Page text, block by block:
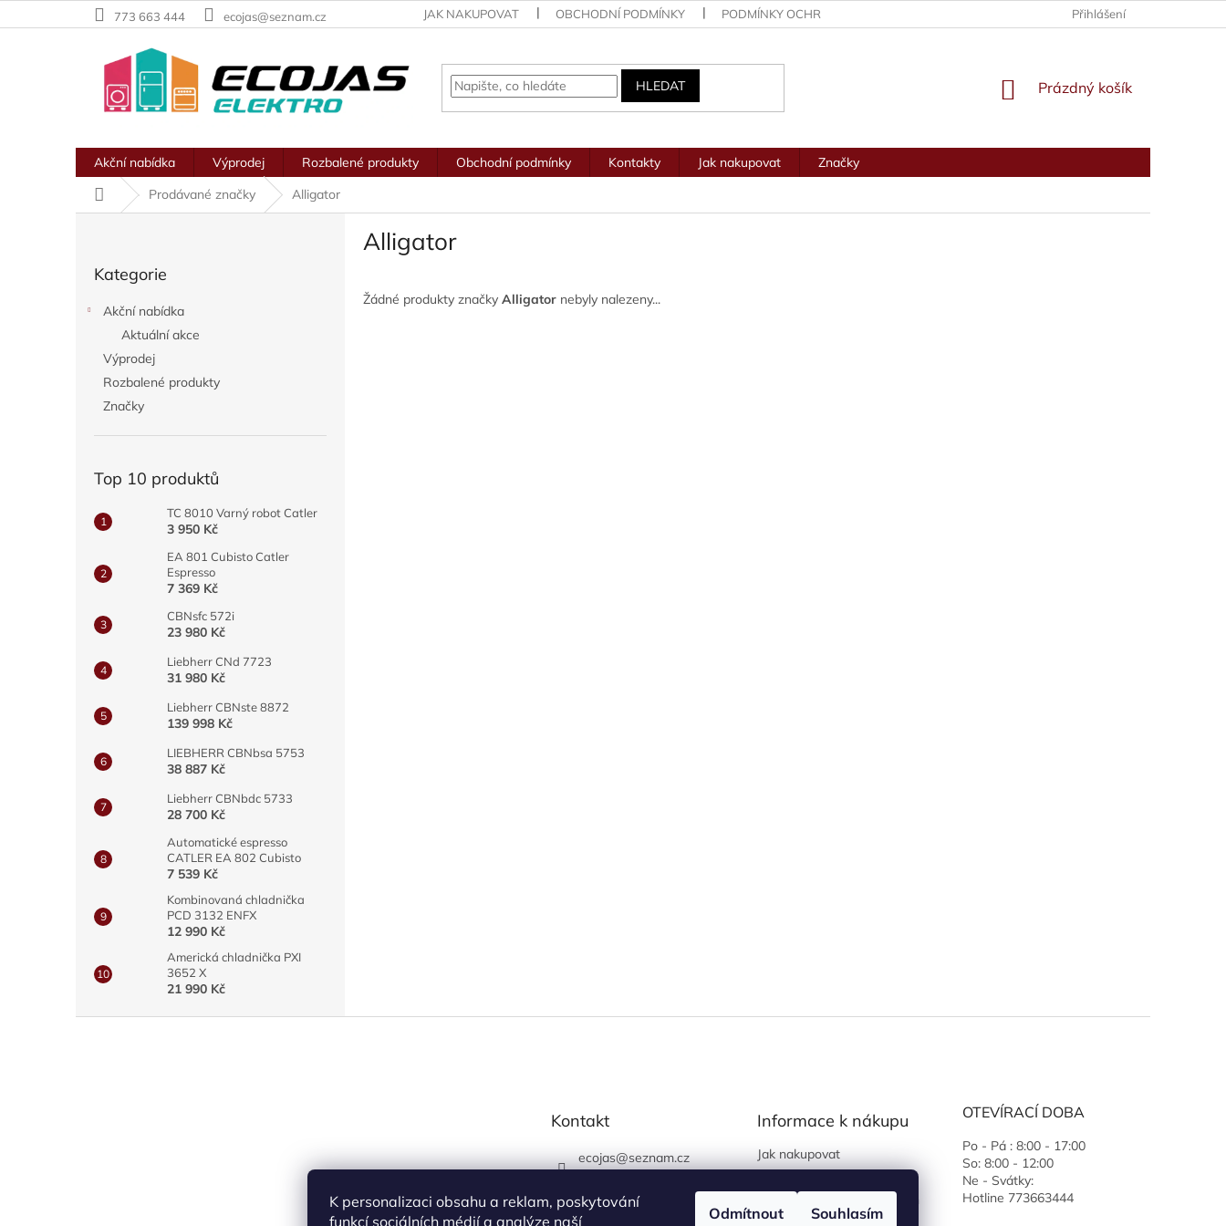
K personalizaci obsahu a reklam, poskytování
funkcí sociálních médií a analýze naší
Odmítnout Souhlasím
na
773 663 444 ecojas@seznam.cz JAK NAKUPOVAT OBCHODNÍ PODMÍNKY PODMÍNKY OCHRANY OSOBNÍCH ÚDAJŮ Přihlášení
HLEDAT
NÁKUPNÍ
Prázdný košík
Akční nabídka Výprodej Rozbalené produkty Obchodní podmínky Kontakty Jak nakupovat
Značky
Domů
Prodávané značky Alligator
kategorie
Kategorie
Akční nabídka
Aktuální akce
Výprodej
Rozbalené produkty
Značky
Top 10 produktů
TC 8010 Varný robot Catler
3 950 Kč
EA 801 Cubisto Catler
Espresso
7 369 Kč
CBNsfc 572i
23 980 Kč
Liebherr CNd 7723
31 980 Kč
Liebherr CBNste 8872
139 998 Kč
LIEBHERR CBNbsa 5753
38 887 Kč
Liebherr CBNbdc 5733
28 700 Kč
Automatické espresso
CATLER EA 802 Cubisto
7 539 Kč
Kombinovaná chladnička
PCD 3132 ENFX
12 990 Kč
Americká chladnička PXI
3652 X
21 990 Kč
Alligator
Žádné produkty značky Alligator nebyly nalezeny...
Kontakt
ecojas@seznam.cz
730 444 400 (prodejna
Informace k nákupu
Jak nakupovat
Podmínky ochrany osobních
údajů
OTEVÍRACÍ DOBA
Po - Pá : 8:00 - 17:00
So: 8:00 - 12:00
Ne - Svátky:
Hotline 773663444